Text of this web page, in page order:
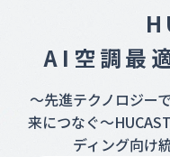
AI空調最
～先進テクノロジー
来につなぐ～
ディング向け